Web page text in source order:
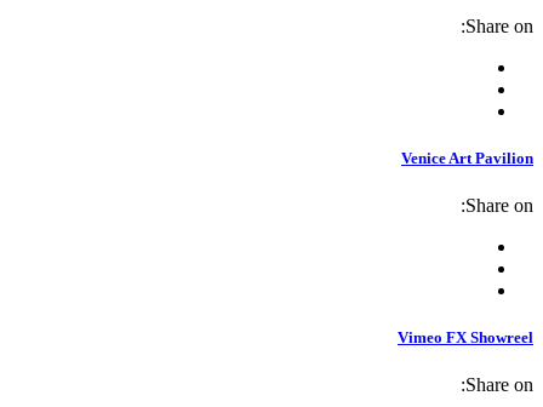
Share on:
Venice Art Pavilion
Share on:
Vimeo FX Showreel
Share on: